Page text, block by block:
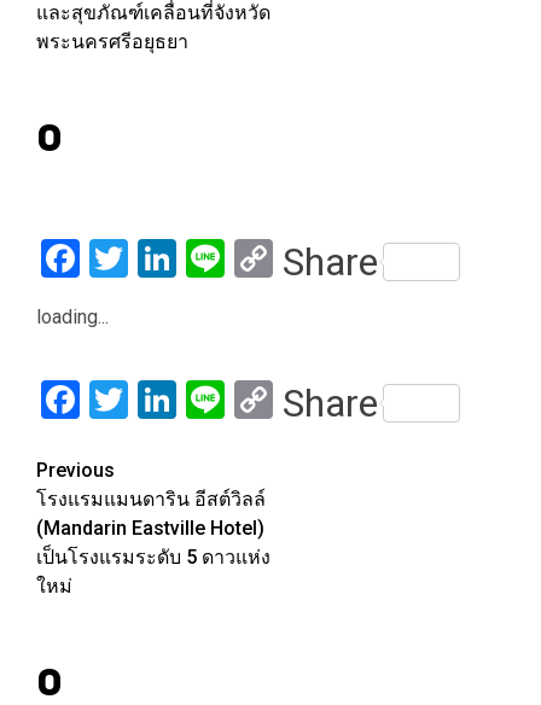
และสุขภัณฑ์เคลื่อนที่จังหวัด
พระนครศรีอยุธยา
0
Facebook
Twitter
LinkedIn
LineCopy
Share
loading...
Facebook
Twitter
LinkedIn
LineCopy
Share
Post
navigation
Previous
โรงแรมแมนดาริน อีสต์วิลล์
(Mandarin Eastville Hotel)
เป็นโรงแรมระดับ 5 ดาวแห่ง
ใหม่
0